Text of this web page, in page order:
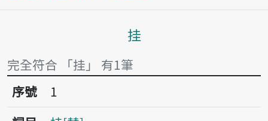
主內容區塊
挂
完全符合 「挂」 有1筆
序號1挂
序號
1